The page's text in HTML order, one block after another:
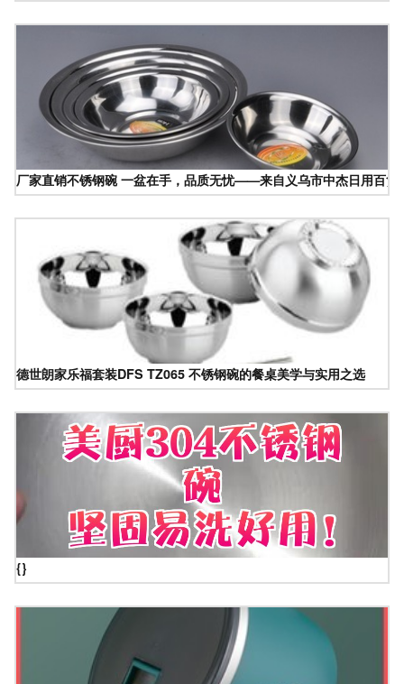
厂家直销不锈钢碗 一盆在手，品质无忧——来自义乌市中杰日用百货
德世朗家乐福套装DFS TZ065 不锈钢碗的餐桌美学与实用之选
{}